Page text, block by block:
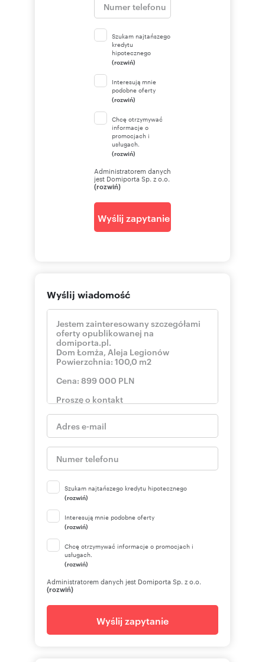
Szukam najtańszego
kredytu
hipotecznego
(rozwiń)
Interesują mnie
podobne oferty
(rozwiń)
Chcę otrzymywać
informacje o
promocjach i
usługach.
(rozwiń)
Administratorem danych
jest Domiporta Sp. z o.o.
(rozwiń)
Wyślij zapytanie
Wyślij wiadomość
Szukam najtańszego kredytu hipotecznego
(rozwiń)
Interesują mnie podobne oferty
(rozwiń)
Chcę otrzymywać informacje o promocjach i
usługach.
(rozwiń)
Administratorem danych jest Domiporta Sp. z o.o.
(rozwiń)
Wyślij zapytanie